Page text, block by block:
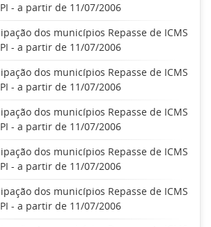
- a partir de 11/07/2006
dos municípios Repasse de ICMS
- a partir de 11/07/2006
dos municípios Repasse de ICMS
- a partir de 11/07/2006
dos municípios Repasse de ICMS
- a partir de 11/07/2006
dos municípios Repasse de ICMS
- a partir de 11/07/2006
dos municípios Repasse de ICMS
- a partir de 11/07/2006